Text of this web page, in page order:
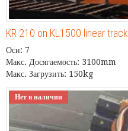
KR 210 on KL1500 linear track
Оси: 7
Макс. Досягаемость: 3100mm
Макс. Загрузить: 150kg
Нет в наличии